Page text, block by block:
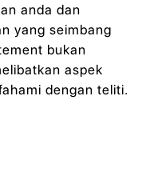
anda dan
yang seimbang
bukan
aspek
dengan teliti.